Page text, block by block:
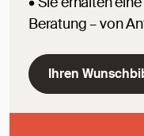
Beratung – von
Ihren